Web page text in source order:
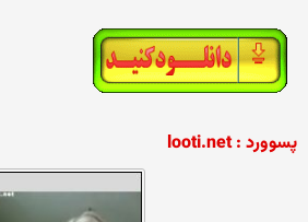
پسوورد : looti.net